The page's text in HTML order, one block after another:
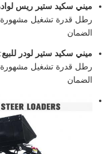
ميني سكيد ستير ريس لوادر
الضمان
ميني سكيد ستير لودر للبيع
الضمان